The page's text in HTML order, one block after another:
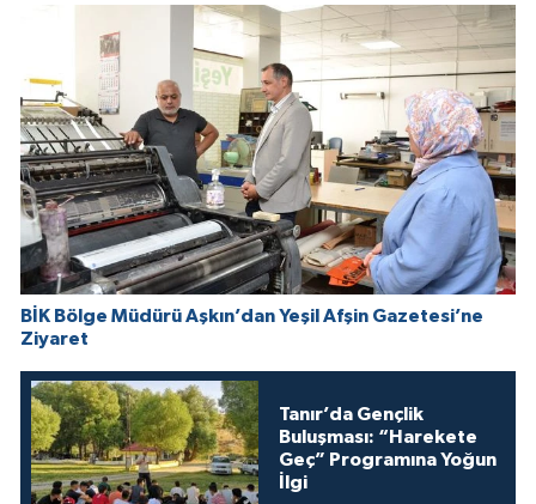
BİK Bölge Müdürü Aşkın’dan Yeşil Afşin Gazetesi’ne
Ziyaret
Tanır’da Gençlik
Buluşması: “Harekete
Geç” Programına Yoğun
İlgi